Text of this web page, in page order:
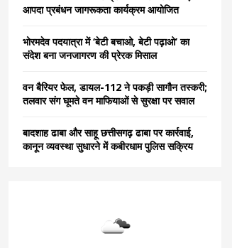
आपदा प्रबंधन जागरूकता कार्यक्रम आयोजित
भोरमदेव पदयात्रा में ‘बेटी बचाओ, बेटी पढ़ाओ’ का
संदेश बना जनजागरण की प्रेरक मिसाल
वन बैरियर फेल, डायल-112 ने पकड़ी सागौन तस्करी;
तलवार संग घूमते वन माफियाओं से सुरक्षा पर सवाल
बादशाह ढाबा और साहू छत्तीसगढ़ ढाबा पर कार्रवाई,
कानून व्यवस्था सुधारने में कबीरधाम पुलिस सक्रिय